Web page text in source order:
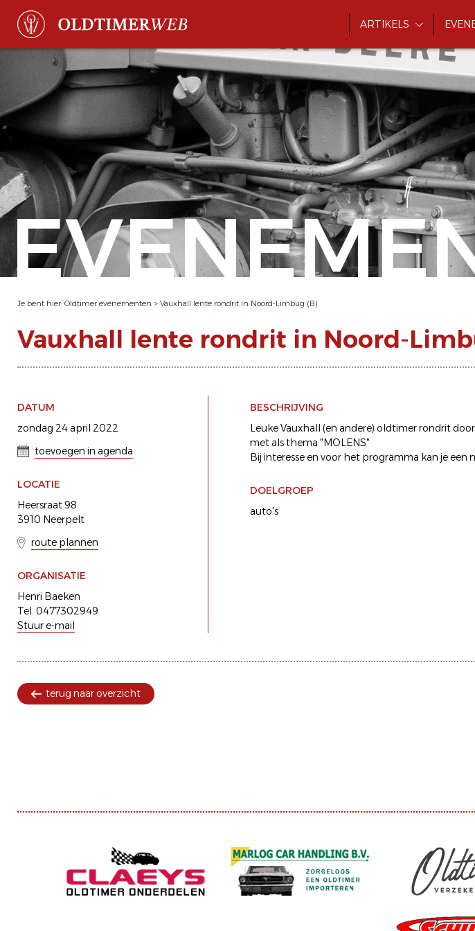
ARTIKELS
Je bent hier: Oldtimer evenementen > Vauxhall lente rondrit in Noord-Limbug (B)
Vauxhall lente rondrit in Noord-
DATUM
zondag 24 april 2022
toevoegen in agenda
LOCATIE
Heersraat 98
3910 Neerpelt
route plannen
ORGANISATIE
Henri Baeken
Tel. 0477302949
Stuur e-mail
BESCHRIJVING
Leuke Vauxhall (en andere) oldtimer rondrit
met als thema "MOLENS"
Bij interesse en voor het programma kan je
DOELGROEP
auto's
terug naar overzicht